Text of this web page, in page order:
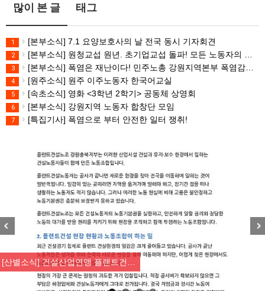
많이 본 글 태그
1 [본부소식] 7.1 요양보호사의 날 전국 동시 기자회견
2 [본부소식] 원청교섭 원년. 초기업교섭 돌파! 모든 노동자의 노동기본권 쟁취! 민주노총 7.15 총파업대회
3 [본부소식] 폭염은 재난이다! 민주노총 강원지역본부 폭염감시단 선포 기자회견
4 [원주소식] 원주 이주노동자 한국어교실
5 [속초소식] 영화 <3학년 2학기> 공동체 상영회
6 [본부소식] 강원지역 노동자 합창단 모임
7 [특집기사] 폭염으로 부터 안전한 일터 쟁취!
[산별소식] 건설산업연맹 플랜트건…